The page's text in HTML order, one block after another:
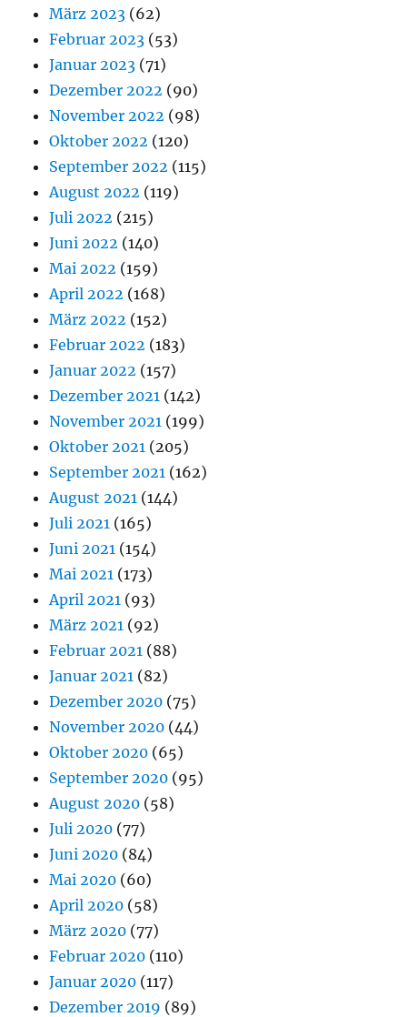
März 2023 (62)
Februar 2023 (53)
Januar 2023 (71)
Dezember 2022 (90)
November 2022 (98)
Oktober 2022 (120)
September 2022 (115)
August 2022 (119)
Juli 2022 (215)
Juni 2022 (140)
Mai 2022 (159)
April 2022 (168)
März 2022 (152)
Februar 2022 (183)
Januar 2022 (157)
Dezember 2021 (142)
November 2021 (199)
Oktober 2021 (205)
September 2021 (162)
August 2021 (144)
Juli 2021 (165)
Juni 2021 (154)
Mai 2021 (173)
April 2021 (93)
März 2021 (92)
Februar 2021 (88)
Januar 2021 (82)
Dezember 2020 (75)
November 2020 (44)
Oktober 2020 (65)
September 2020 (95)
August 2020 (58)
Juli 2020 (77)
Juni 2020 (84)
Mai 2020 (60)
April 2020 (58)
März 2020 (77)
Februar 2020 (110)
Januar 2020 (117)
Dezember 2019 (89)